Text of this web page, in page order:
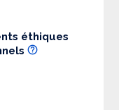
éthiques